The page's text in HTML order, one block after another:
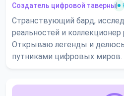
Создатель цифровой таверны
Странствующий бард,
реальностей и
Открываю легенды и делюсь
путниками цифровых миров.